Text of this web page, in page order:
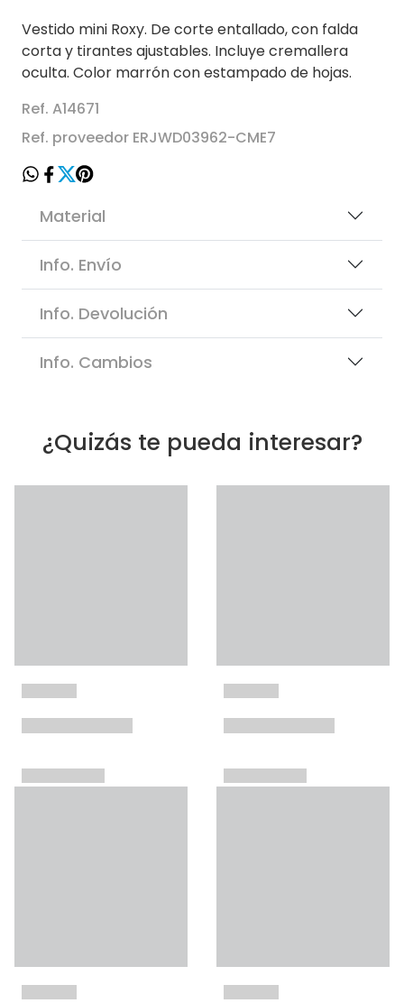
Vestido mini Roxy. De corte entallado, con falda
corta y tirantes ajustables. Incluye cremallera
oculta. Color marrón con estampado de hojas.
Ref. A14671
Ref. proveedor ERJWD03962-CME7
Material
Info. Envío
Info. Devolución
Info. Cambios
¿Quizás te pueda interesar?